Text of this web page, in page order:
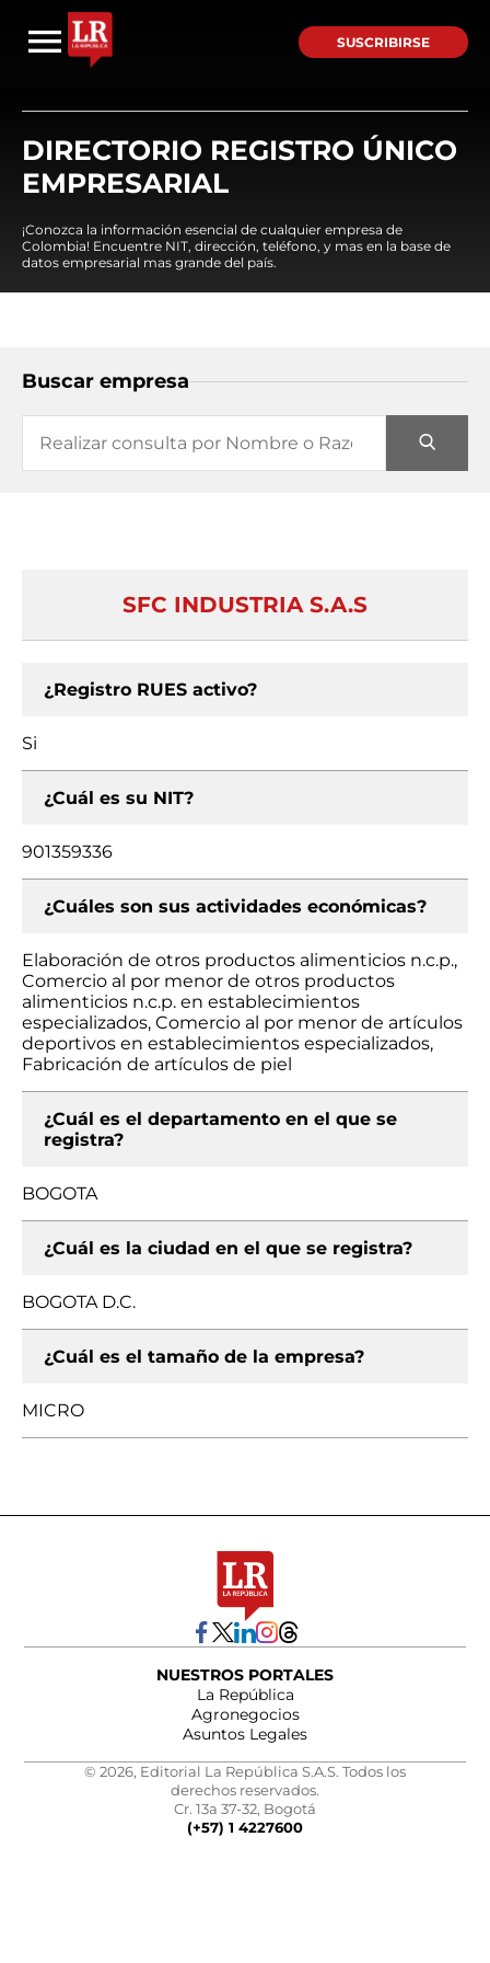
SUSCRIBIRSE
DIRECTORIO REGISTRO ÚNICO
EMPRESARIAL
¡Conozca la información esencial de cualquier empresa de
Colombia! Encuentre NIT, dirección, teléfono, y mas en la base de
datos empresarial mas grande del país.
Buscar empresa
SFC INDUSTRIA S.A.S
¿Registro RUES activo?
Si
¿Cuál es su NIT?
901359336
¿Cuáles son sus actividades económicas?
Elaboración de otros productos alimenticios n.c.p.,
Comercio al por menor de otros productos
alimenticios n.c.p. en establecimientos
especializados, Comercio al por menor de artículos
deportivos en establecimientos especializados,
Fabricación de artículos de piel
¿Cuál es el departamento en el que se
registra?
BOGOTA
¿Cuál es la ciudad en el que se registra?
BOGOTA D.C.
¿Cuál es el tamaño de la empresa?
MICRO
NUESTROS PORTALES
La República
Agronegocios
Asuntos Legales
© 2026, Editorial La República S.A.S. Todos los
derechos reservados.
Cr. 13a 37-32, Bogotá
(+57) 1 4227600